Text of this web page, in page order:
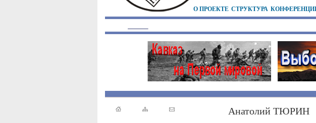
О ПРОЕКТЕ СТРУКТУРА
Анатолий ТЮРИН